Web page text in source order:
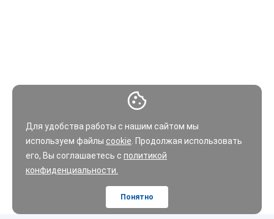
Для удобства работы с нашим сайтом мы
используем файлы cookie . Продолжая использовать
его, Вы соглашаетесь с политикой
конфиденциальности.
Понятно